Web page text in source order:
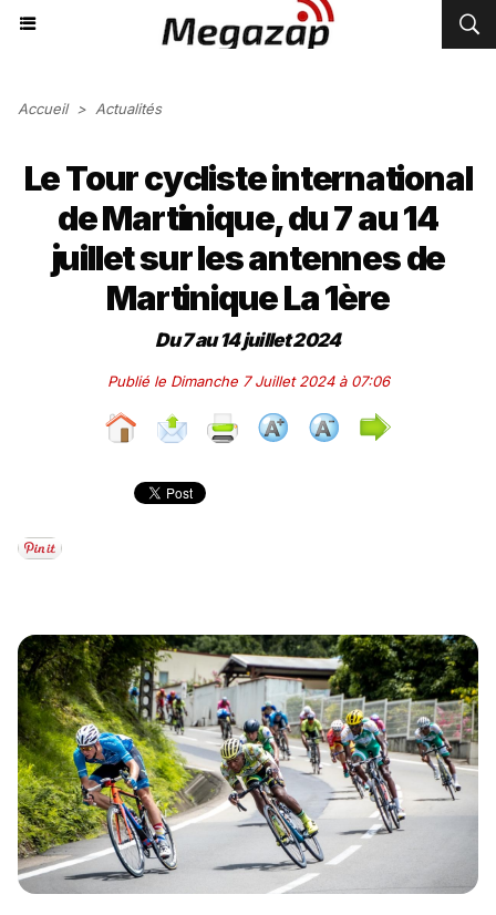
Accueil > Actualités
Le Tour cycliste international
de Martinique, du 7 au 14
juillet sur les antennes de
Martinique La 1ère
Du 7 au 14 juillet 2024
Publié le Dimanche 7 Juillet 2024 à 07:06